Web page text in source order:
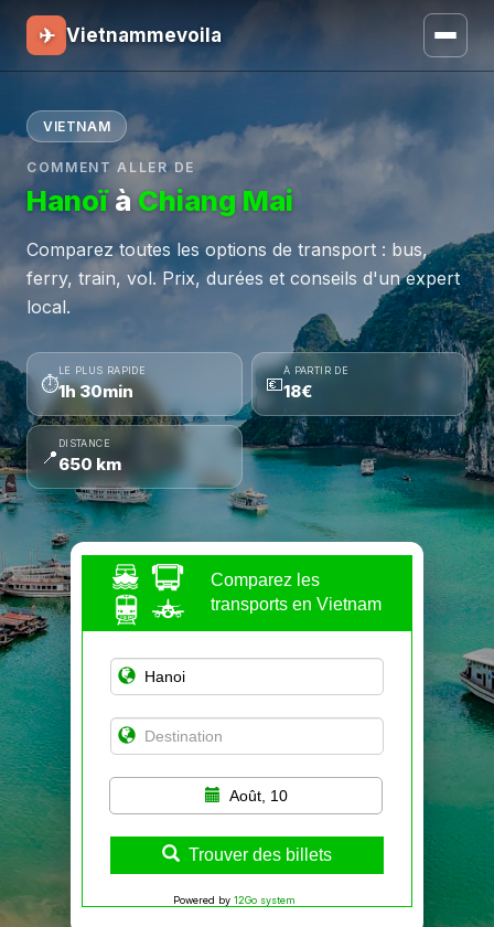
✈ Vietnammevoila
VIETNAM
COMMENT ALLER DE
HanoïàChiang Mai
Comparez toutes les options de transport : bus,
ferry, train, vol. Prix, durées et conseils d'un expert
local.
⏱
LE PLUS RAPIDE
1h 30min 💶
À PARTIR DE
18€
📍
DISTANCE
650 km
Comparez les
transports en Vietnam
Août, 10
Trouver des billets
Powered by 12Go system